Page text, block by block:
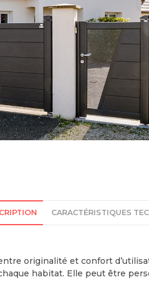
CARACTÉRISTIQUES
originalité et confort
habitat. Elle peut être